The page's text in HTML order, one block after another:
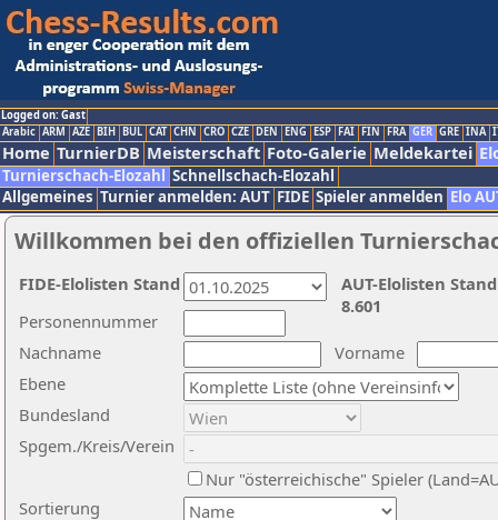
Logged on: Gast
Arabic ARM AZE BIH BUL CAT CHN CRO CZE DEN ENG ESP FAI FIN FRA GER GRE INA
Home TurnierDB Meisterschaft Foto-Galerie Meldekartei
Turnierschach-Elozahl Schnellschach-Elozahl
Allgemeines Turnier anmelden: AUT FIDE Spieler anmelden Elo
Willkommen bei den offiziellen
Nachname
Vorname
Ebene
Sortierung
Personennummer
Bundesland
Spgem./Kreis/Verein
Nur "österreichische" Spieler
AUT-Elolisten
8.601
FIDE-Elolisten Stand